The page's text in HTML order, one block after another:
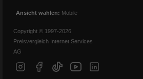
Ansicht wählen: Mobile
Copyright © 1997-2026
Preisvergleich Internet Services
AG